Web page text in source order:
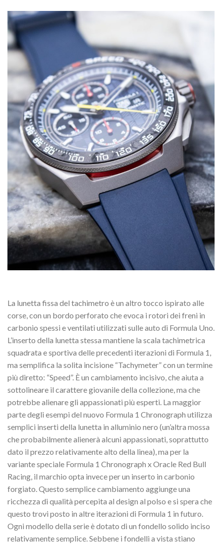
La lunetta fissa del tachimetro è un altro tocco ispirato alle
corse, con un bordo perforato che evoca i rotori dei freni in
carbonio spessi e ventilati utilizzati sulle auto di Formula Uno.
L’inserto della lunetta stessa mantiene la scala tachimetrica
squadrata e sportiva delle precedenti iterazioni di Formula 1,
ma semplifica la solita incisione “Tachymeter” con un termine
più diretto: “Speed”. È un cambiamento incisivo, che aiuta a
sottolineare il carattere giovanile della collezione, ma che
potrebbe alienare gli appassionati più esperti. La maggior
parte degli esempi del nuovo Formula 1 Chronograph utilizza
semplici inserti della lunetta in alluminio nero (un’altra mossa
che probabilmente alienerà alcuni appassionati, soprattutto
dato il prezzo relativamente alto della linea), ma per la
variante speciale Formula 1 Chronograph x Oracle Red Bull
Racing, il marchio opta invece per un inserto in carbonio
forgiato. Questo semplice cambiamento aggiunge una
ricchezza di qualità percepita al design al polso e si spera che
questo trovi posto in altre iterazioni di Formula 1 in futuro.
Ogni modello della serie è dotato di un fondello solido inciso
relativamente semplice. Sebbene i fondelli a vista stiano